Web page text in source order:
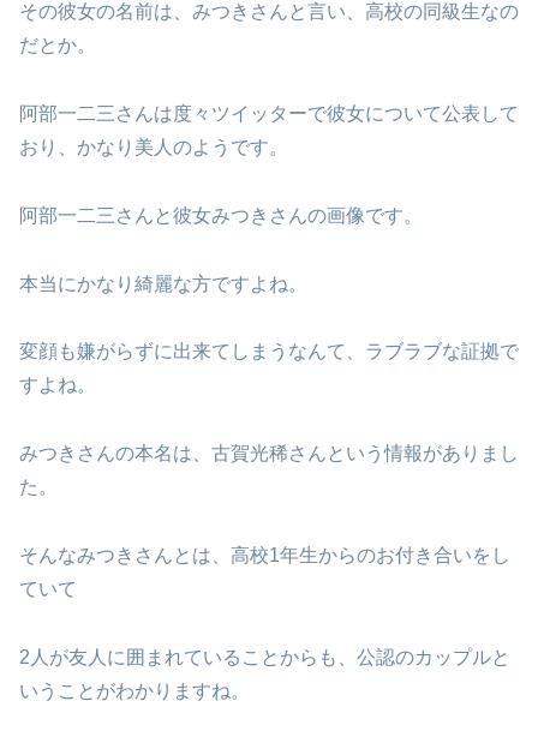
その彼女の名前は、みつきさんと言い、高校の同級生なの
だとか。
阿部一二三さんは度々ツイッターで彼女について公表して
おり、かなり美人のようです。
阿部一二三さんと彼女みつきさんの画像です。
本当にかなり綺麗な方ですよね。
変顔も嫌がらずに出来てしまうなんて、ラブラブな証拠で
すよね。
みつきさんの本名は、古賀光稀さんという情報がありまし
た。
そんなみつきさんとは、高校1年生からのお付き合いをし
ていて
2人が友人に囲まれていることからも、公認のカップルと
いうことがわかりますね。